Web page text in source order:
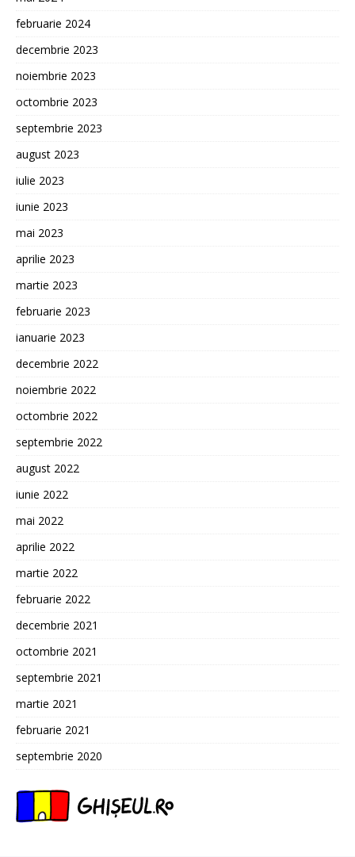
februarie 2024
decembrie 2023
noiembrie 2023
octombrie 2023
septembrie 2023
august 2023
iulie 2023
iunie 2023
mai 2023
aprilie 2023
martie 2023
februarie 2023
ianuarie 2023
decembrie 2022
noiembrie 2022
octombrie 2022
septembrie 2022
august 2022
iunie 2022
mai 2022
aprilie 2022
martie 2022
februarie 2022
decembrie 2021
octombrie 2021
septembrie 2021
martie 2021
februarie 2021
septembrie 2020